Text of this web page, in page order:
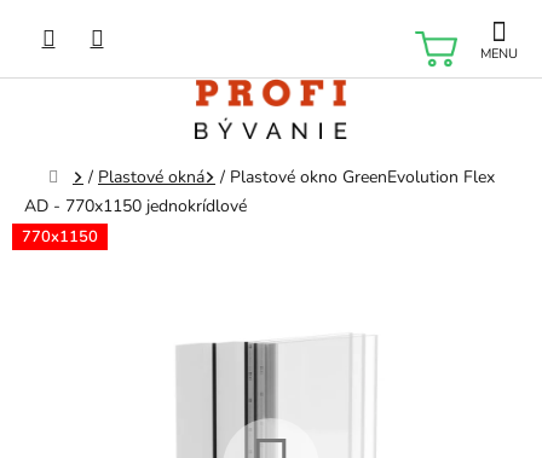
obsah
Domov
/ Plastové okná / Plastové okno GreenEvolution Flex
AD - 770x1150 jednokrídlové
770x1150